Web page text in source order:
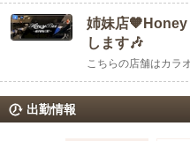
姉妹店
します🎶
こちらの店舗はカラ
出勤情報